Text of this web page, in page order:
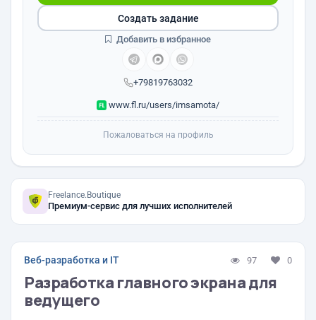
+79819763032
www.fl.ru/users/imsamota/
Создать задание
Добавить в избранное
Пожаловаться на профиль
Freelance.Boutique
Премиум-сервис для лучших исполнителей
Веб-разработка и IT 97 0
Разработка главного экрана для
ведущего